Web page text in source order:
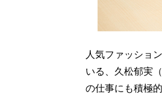
人気ファッショ
いる、久松郁実
の仕事にも積極